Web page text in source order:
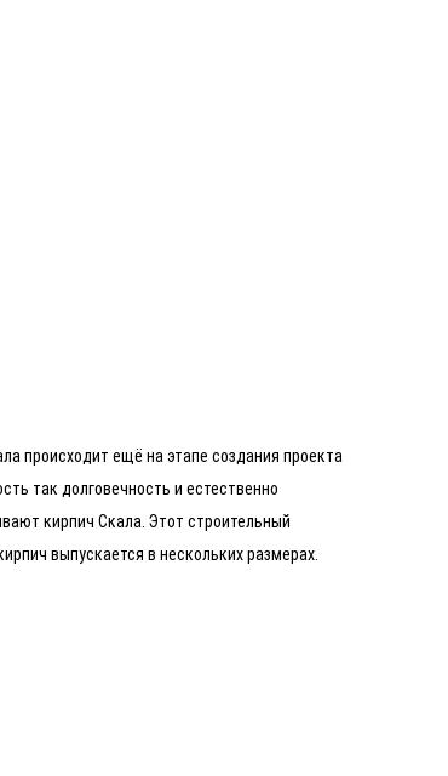
происходит ещё на этапе создания проекта
так долговечность и естественно
кирпич Скала. Этот строительный
выпускается в нескольких размерах.